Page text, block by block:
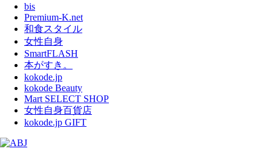
bis
Premium-K.net
和食スタイル
女性自身
SmartFLASH
本がすき。
kokode.jp
kokode Beauty
Mart SELECT SHOP
女性自身百貨店
kokode.jp GIFT